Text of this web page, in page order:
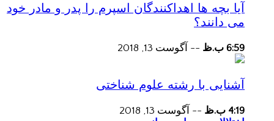
آیا بچه ها اهداکنندگان اسپرم را پدر و مادر خود
می دانند؟
6:59 ب.ظ -- آگوست 13, 2018
آشنایی با رشته علوم شناختی
4:19 ب.ظ -- آگوست 13, 2018